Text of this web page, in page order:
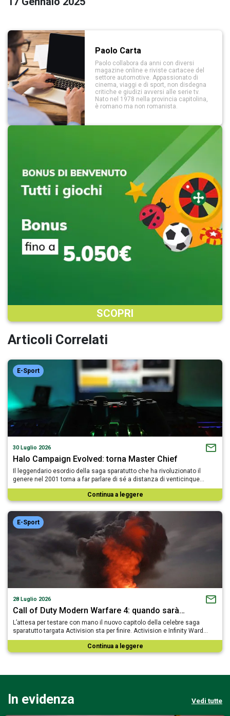
Paolo Carta
Paolo collabora da anni con diversi
magazine online e riviste cartacee del
settore automotive. Appassionato di
cinema, viaggi e di sport, non disdegna
critiche e giudizi avversi alle serie tv.
Nato nel 1978 nella provincia capitolina,
è romano ma non romanista.
SCOPRI
Articoli Correlati
E-Sport
30 Luglio 2026
Halo Campaign Evolved: torna Master Chief
Il leggendario esordio della saga sparatutto che ha rivoluzionato il
genere nel 2001 torna a far parlare di sé a distanza di venticinque…
Continua a leggere
E-Sport
28 Luglio 2026
Call of Duty Modern Warfare 4: quando sarà…
L’attesa per testare con mano il nuovo capitolo della celebre saga
sparatutto targata Activision sta per finire. Activision e Infinity Ward…
Continua a leggere
In evidenza Vedi tutte